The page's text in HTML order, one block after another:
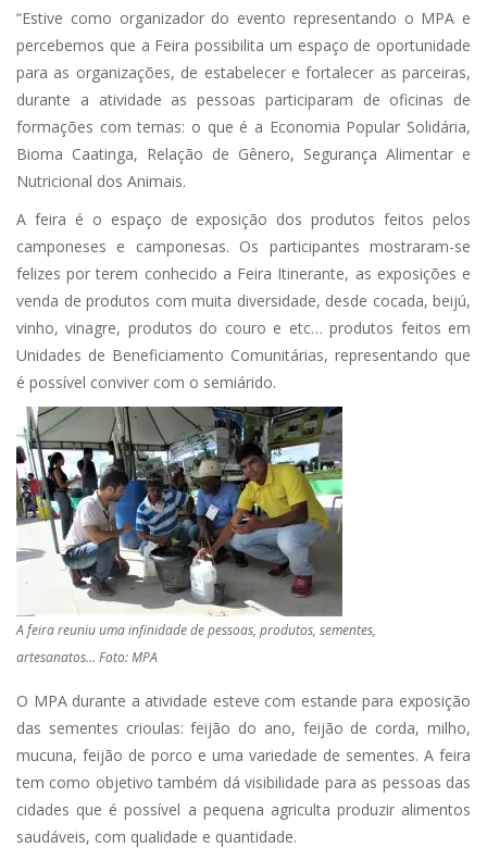
“Estive como organizador do evento representando o MPA e
percebemos que a Feira possibilita um espaço de oportunidade
para as organizações, de estabelecer e fortalecer as parceiras,
durante a atividade as pessoas participaram de oficinas de
formações com temas: o que é a Economia Popular Solidária,
Bioma Caatinga, Relação de Gênero, Segurança Alimentar e
Nutricional dos Animais.
A feira é o espaço de exposição dos produtos feitos pelos
camponeses e camponesas. Os participantes mostraram-se
felizes por terem conhecido a Feira Itinerante, as exposições e
venda de produtos com muita diversidade, desde cocada, beijú,
vinho, vinagre, produtos do couro e etc… produtos feitos em
Unidades de Beneficiamento Comunitárias, representando que
é possível conviver com o semiárido.
A feira reuniu uma infinidade de pessoas, produtos, sementes,
artesanatos… Foto: MPA
O MPA durante a atividade esteve com estande para exposição
das sementes crioulas: feijão do ano, feijão de corda, milho,
mucuna, feijão de porco e uma variedade de sementes. A feira
tem como objetivo também dá visibilidade para as pessoas das
cidades que é possível a pequena agriculta produzir alimentos
saudáveis, com qualidade e quantidade.